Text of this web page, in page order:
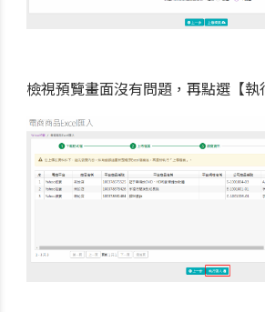
檢視預覽畫面沒有問題，再點選【執